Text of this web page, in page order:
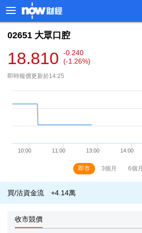
02651 大眾口腔
18.810
-0.240
(-1.26%)
即時報價更新於14:25
即市 3個月 6個月
買/沽資金流 +4.14萬
收市競價